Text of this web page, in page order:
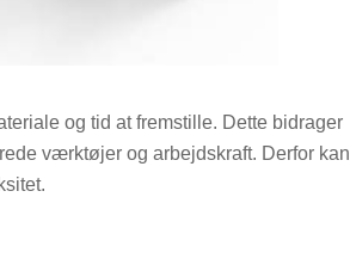
og tid at fremstille. Dette bidrager
værktøjer og arbejdskraft. Derfor kan